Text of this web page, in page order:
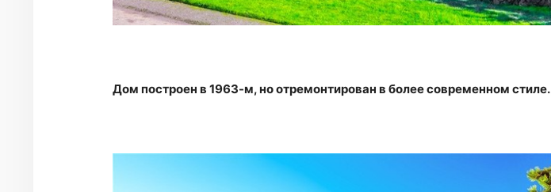
Дом построен в 1963-м, но отремонтирован в более современном стиле.